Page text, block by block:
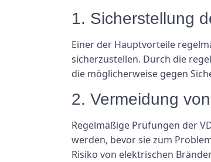
1. Sicherstellung
Einer der Hauptvorteile
sicherzustellen. Durch die
die möglicherweise gegen
2. Vermeidung
Regelmäßige Prüfungen der
werden, bevor sie zum
Risiko von elektrischen